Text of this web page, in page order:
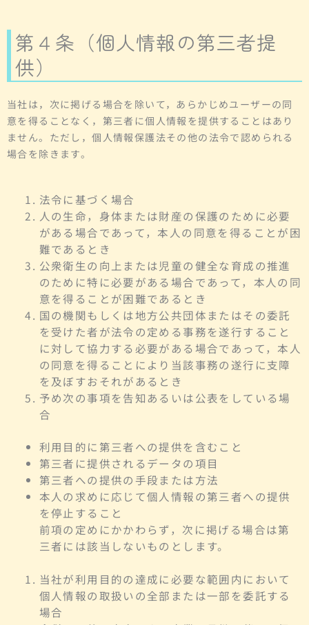
第４条（個人情報の第三者提
供）
当社は，次に掲げる場合を除いて，あらかじめユーザーの同
意を得ることなく，第三者に個人情報を提供することはあり
ません。ただし，個人情報保護法その他の法令で認められる
場合を除きます。
法令に基づく場合
人の生命，身体または財産の保護のために必要
がある場合であって，本人の同意を得ることが困
難であるとき
公衆衛生の向上または児童の健全な育成の推進
のために特に必要がある場合であって，本人の同
意を得ることが困難であるとき
国の機関もしくは地方公共団体またはその委託
を受けた者が法令の定める事務を遂行すること
に対して協力する必要がある場合であって，本人
の同意を得ることにより当該事務の遂行に支障
を及ぼすおそれがあるとき
予め次の事項を告知あるいは公表をしている場
合
利用目的に第三者への提供を含むこと
第三者に提供されるデータの項目
第三者への提供の手段または方法
本人の求めに応じて個人情報の第三者への提供
を停止すること
前項の定めにかかわらず，次に掲げる場合は第
三者には該当しないものとします。
当社が利用目的の達成に必要な範囲内において
個人情報の取扱いの全部または一部を委託する
場合